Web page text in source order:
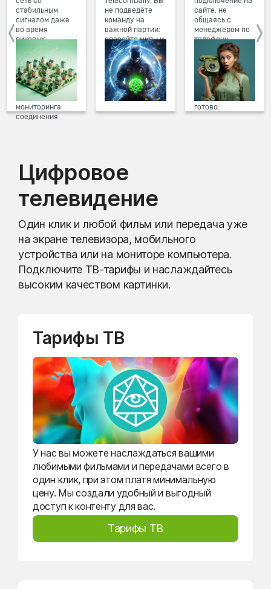
стабильным
сигналом даже
во время
пиковых
нагрузок в
вечернее время.
Мы постоянно
обновляем наше
оборудование в
домах, а система
мониторинга
соединения
не подведёте
команду на
важной партии:
спасайте миры и
побеждайте с
друзьями в
онлайн-играх.
сайте, не
общаясь с
менеджером по
телефону.
Просто в три
клика заполните
форму заявки на
сайте, выберите
дату и время
подключения,
готово.
Цифровое
телевидение
Один клик и любой фильм или передача уже
на экране телевизора, мобильного
устройства или на мониторе компьютера.
Подключите ТВ-тарифы и наслаждайтесь
высоким качеством картинки.
Тарифы ТВ
У нас вы можете наслаждаться вашими
любимыми фильмами и передачами всего в
один клик, при этом платя минимальную
цену. Мы создали удобный и выгодный
доступ к контенту для вас.
Тарифы ТВ